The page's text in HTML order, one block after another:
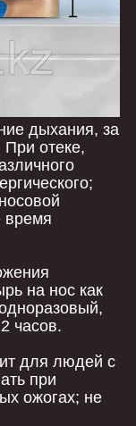
дыхания, за
отеке,
время
на нос как
часов.
для людей с
при
ожогах; не